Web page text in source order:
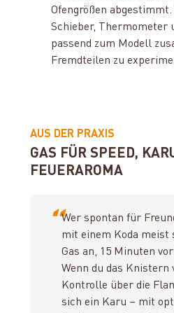
Ofengrößen
Schieber, Thermometer
passend zum Modell
Fremdteilen zu
AUS DER PRAXIS
GAS FÜR SPEED,
FEUERAROMA
“Wer spontan für
mit einem Koda meist
Gas an, 15 Minuten
Wenn du das Knistern
Kontrolle über die
sich ein Karu – mit